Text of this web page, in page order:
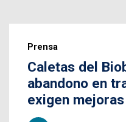
Prensa
Caletas del
abandono en
exigen